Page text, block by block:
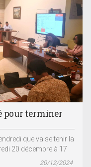
pour terminer
que va se tenir la
20 décembre à 17
20/12/2024